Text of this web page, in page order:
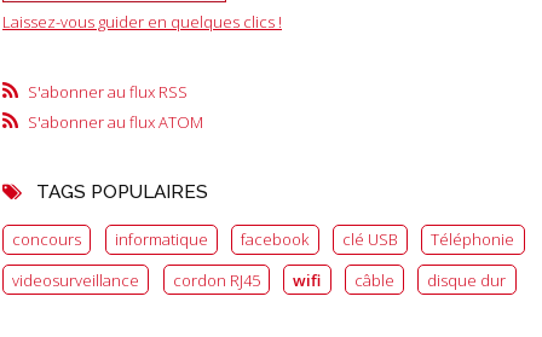
Laissez-vous guider en quelques clics !
S'abonner au flux RSS
S'abonner au flux ATOM
TAGS POPULAIRES
concours informatique facebook clé USB
Téléphonie
videosurveillance
cordon RJ45 wifi câble disque dur